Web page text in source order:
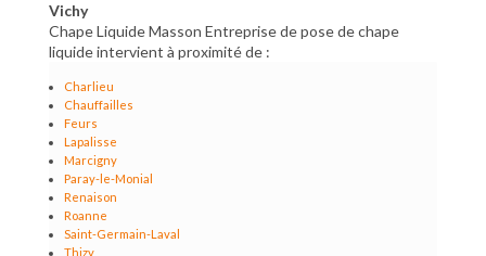
Vichy
Chape Liquide Masson Entreprise de pose de chape
liquide intervient à proximité de :
Charlieu
Chauffailles
Feurs
Lapalisse
Marcigny
Paray-le-Monial
Renaison
Roanne
Saint-Germain-Laval
Thizy